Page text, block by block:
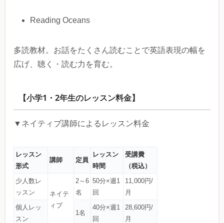
Reading Oceans
多読教材。お話をたくさん読むことで英語表現の幅を
広げ、聴く・読む力を育む。
【小学1・2年生のレッスン料金】
▼ネイティブ講師によるレッスン料金
レッスン
形式
講師 定員
レッスン
時間
受講費
（税込）
少人数レ
ッスン
ネイテ
ィブ
2～6
名
50分×週1
回
11,000円/
月
個人レッ
スン
1名
40分×週1
回
28,600円/
月